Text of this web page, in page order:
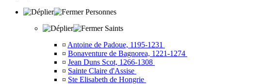
Personnes
Saints
¤ Antoine de Padoue, 1195-1231
¤ Bonaventure de Bagnorea, 1221-1274
¤ Jean Duns Scot, 1266-1308
¤ Sainte Claire d'Assise
¤ Ste Elisabeth de Hongrie